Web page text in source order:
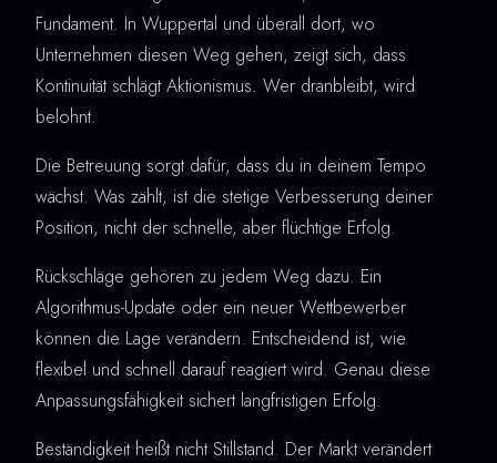
Fundament. In Wuppertal und überall dort, wo
Unternehmen diesen Weg gehen, zeigt sich, dass
Kontinuität schlägt Aktionismus. Wer dranbleibt, wird
belohnt.
Die Betreuung sorgt dafür, dass du in deinem Tempo
wächst. Was zählt, ist die stetige Verbesserung deiner
Position, nicht der schnelle, aber flüchtige Erfolg.
Rückschläge gehören zu jedem Weg dazu. Ein
Algorithmus-Update oder ein neuer Wettbewerber
können die Lage verändern. Entscheidend ist, wie
flexibel und schnell darauf reagiert wird. Genau diese
Anpassungsfähigkeit sichert langfristigen Erfolg.
Beständigkeit heißt nicht Stillstand. Der Markt verändert